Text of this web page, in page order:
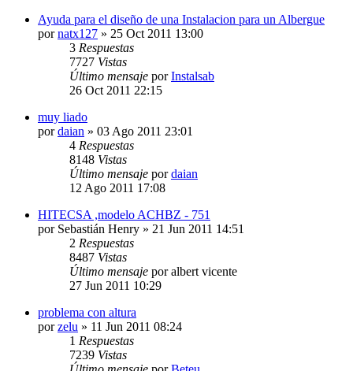
Ayuda para el diseño de una Instalacion para un Albergue
pornatx127 » 25 Oct 2011 13:00
3 Respuestas
7727 Vistas
Último mensaje porInstalsab
26 Oct 2011 22:15
muy liado
pordaian » 03 Ago 2011 23:01
4 Respuestas
8148 Vistas
Último mensaje pordaian
12 Ago 2011 17:08
HITECSA ,modelo ACHBZ - 751
por Sebastián Henry » 21 Jun 2011 14:51
2 Respuestas
8487 Vistas
Último mensaje poralbert vicente
27 Jun 2011 10:29
problema con altura
porzelu » 11 Jun 2011 08:24
1 Respuestas
7239 Vistas